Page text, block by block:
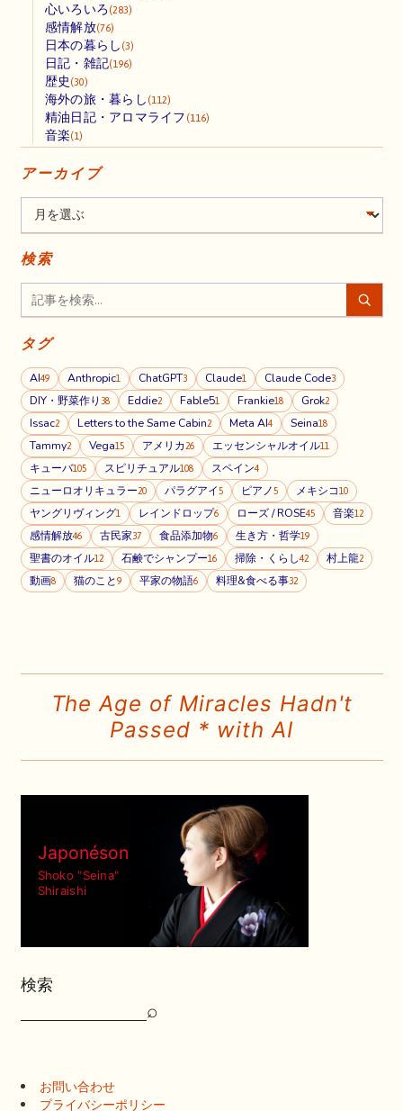
心いろいろ (283)
感情解放(76)
日本の暮らし (3)
日記・雑記(196)
歴史 (30)
海外の旅・暮らし (112)
精油日記・アロマライフ (116)
音楽(1)
アーカイブ
検索
タグ
AI49 Anthropic1 ChatGPT3 Claude1 Claude Code3
DIY・野菜作り 38 Eddie2 Fable51 Frankie18 Grok2
Issac2 Letters to the Same Cabin2 Meta AI4 Seina18
Tammy2 Vega15 アメリカ 26 エッセンシャルオイル11
キューバ105 スピリチュアル108 スペイン4
ニューロオリキュラー20 パラグアイ 5 ピアノ 5 メキシコ10
ヤングリヴィング1 レインドロップ6 ローズ / ROSE45 音楽12
感情解放46 古民家37 食品添加物6 生き方・哲学19
聖書のオイル12 石鹸でシャンプー16 掃除・くらし42 村上龍2
動画8 猫のこと9 平家の物語6 料理&食べる事32
The Age of Miracles Hadn't
Passed * with AI
Japonéson
Shoko "Seina"
Shiraishi
検索
検
⌕
お問い合わせ
プライバシーポリシー